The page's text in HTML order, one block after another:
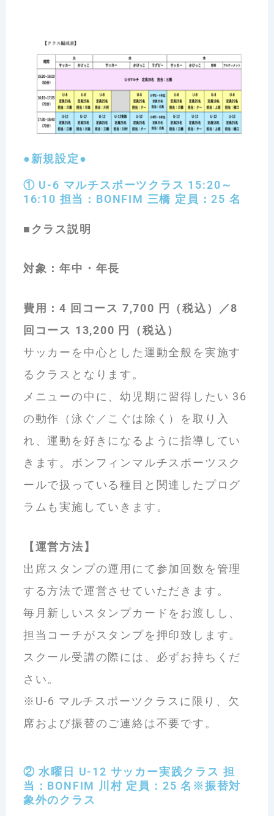
●新規設定●
① U-6 マルチスポーツクラス 15:20～
16:10 担当：BONFIM 三橋 定員：25 名
■クラス説明
対象：年中・年長
費用：4 回コース 7,700 円（税込）／8
回コース 13,200 円（税込）
サッカーを中心とした運動全般を実施す
るクラスとなります。
メニューの中に、幼児期に習得したい 36
の動作（泳ぐ／こぐは除く）を取り入
れ、運動を好きになるように指導してい
きます。ボンフィンマルチスポーツスク
ールで扱っている種目と関連したプログ
ラムも実施していきます。
【運営方法】
出席スタンプの運用にて参加回数を管理
する方法で運営させていただきます。
毎月新しいスタンプカードをお渡しし、
担当コーチがスタンプを押印致します。
スクール受講の際には、必ずお持ちくだ
さい。
※U-6 マルチスポーツクラスに限り、欠
席および振替のご連絡は不要です。
② 水曜日 U-12 サッカー実践クラス 担
当：BONFIM 川村 定員：25 名※振替対
象外のクラス